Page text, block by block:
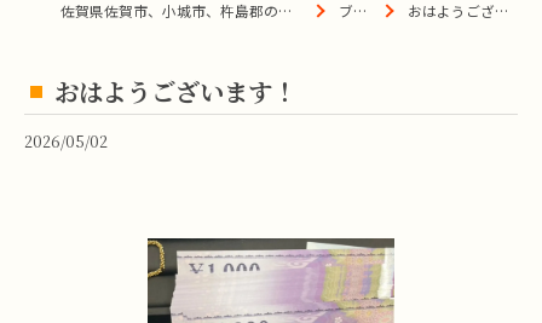
佐賀県佐賀市、小城市、杵島郡の買取は宝の蔵へ ブログ おはようございます！
おはようございます！
2026/05/02